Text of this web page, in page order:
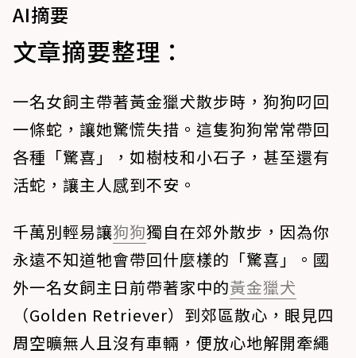
AI摘要
文章摘要整理：
一名女飼主帶著黃金獵犬散步時，狗狗叼回
一條蛇，讓她驚慌失措。這隻狗狗常常帶回
各種「驚喜」，如樹枝和小石子，甚至還有
活蛇，讓主人感到不安。
千萬別輕易讓狗狗獨自在郊外散步，因為你
永遠不知道牠會帶回什麼樣的「驚喜」。國
外一名女飼主日前帶著家中的黃金獵犬
（Golden Retriever）到郊區散心，眼見四
周空曠無人且沒有車輛，便放心地解開牽繩